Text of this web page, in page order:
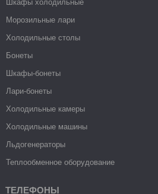
Шкафы холодильные
Морозильные лари
Холодильные столы
Бонеты
Шкафы-бонеты
Лари-бонеты
Холодильные камеры
Холодильные машины
Льдогенераторы
Теплообменное оборудование